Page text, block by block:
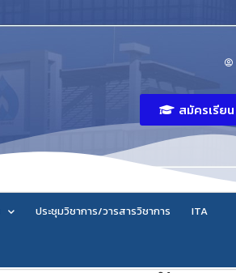
สมัครเรียน
ประชุมวิชาการ/วารสารวิชาการ ITA